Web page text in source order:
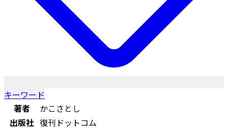
キーワード
著者
かこさとし
出版社 復刊ドットコム